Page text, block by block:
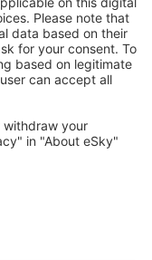
pentru utilizatorii
cabane,
utilizatorii eSky